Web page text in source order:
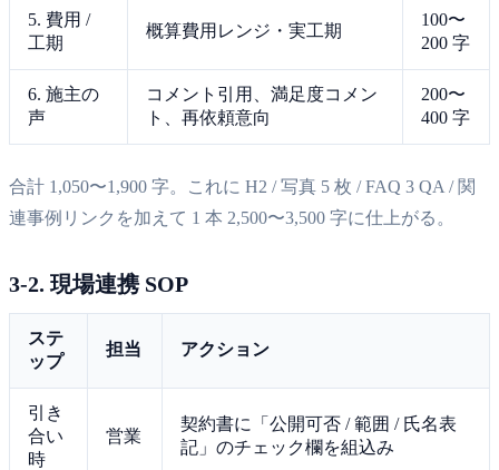
5. 費用 /
工期
概算費用レンジ・実工期
100〜
200 字
6. 施主の
声
コメント引用、満足度コメン
ト、再依頼意向
200〜
400 字
合計 1,050〜1,900 字。これに H2 / 写真 5 枚 / FAQ 3 QA / 関
連事例リンクを加えて 1 本 2,500〜3,500 字に仕上がる。
3-2. 現場連携 SOP
ステ
ップ
担当 アクション
引き
合い
時
営業
契約書に「公開可否 / 範囲 / 氏名表
記」のチェック欄を組込み